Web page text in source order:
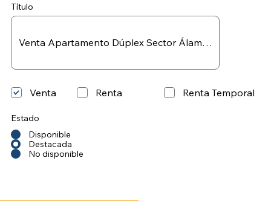
Título
Estado
Disponible
Destacada
No disponible
Renta
Venta Renta Temporal